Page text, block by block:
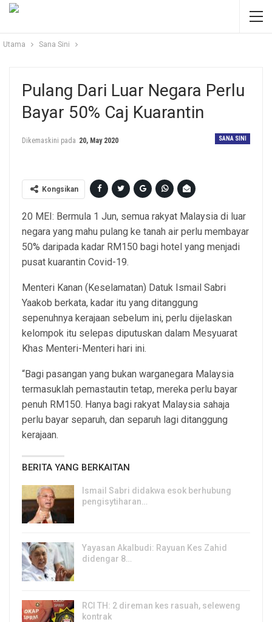
Utama Sana Sini
Pulang Dari Luar Negara Perlu
Bayar 50% Caj Kuarantin
SANA SINI
Dikemaskini pada 20, May 2020
Kongsikan
20 MEI: Bermula 1 Jun, semua rakyat Malaysia di luar
negara yang mahu pulang ke tanah air perlu membayar
50% daripada kadar RM150 bagi hotel yang menjadi
pusat kuarantin Covid-19.
Menteri Kanan (Keselamatan) Datuk Ismail Sabri
Yaakob berkata, kadar itu yang ditanggung
sepenuhnya kerajaan sebelum ini, perlu dijelaskan
kelompok itu selepas diputuskan dalam Mesyuarat
Khas Menteri-Menteri hari ini.
“Bagi pasangan yang bukan warganegara Malaysia
termasuklah pemastautin tetap, mereka perlu bayar
penuh RM150. Hanya bagi rakyat Malaysia sahaja
perlu bayar separuh, dan separuh lagi ditanggung
kerajaan.
BERITA YANG BERKAITAN
Ismail Sabri didakwa esok berhubung
pengisytiharan…
Yayasan Akalbudi: Rayuan Kes Zahid
didengar 8…
RCI TH: 2 direman kes rasuah, seleweng
kontrak